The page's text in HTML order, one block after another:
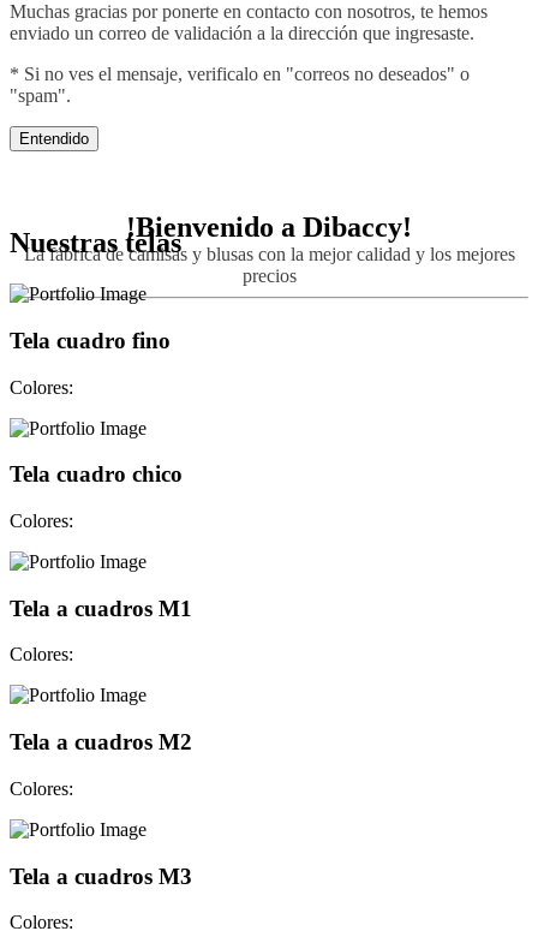
Muchas gracias por ponerte en contacto con nosotros, te hemos
enviado un correo de validación a la dirección que ingresaste.
* Si no ves el mensaje, verificalo en "correos no deseados" o
"spam".
Entendido
!Bienvenido a Dibaccy!
La fábrica de camisas y blusas con la mejor calidad y los mejores
precios
Nuestras telas
Tela cuadro fino
Colores:
Tela cuadro chico
Colores:
Tela a cuadros M1
Colores:
Tela a cuadros M2
Colores:
Tela a cuadros M3
Colores: